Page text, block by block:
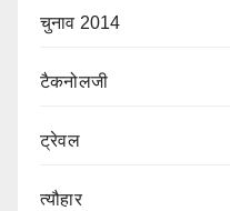
चुनाव 2014
टैकनोलजी
ट्रेवल
त्यौहार